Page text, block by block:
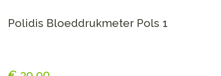
Polidis Bloeddrukmeter Pols 1